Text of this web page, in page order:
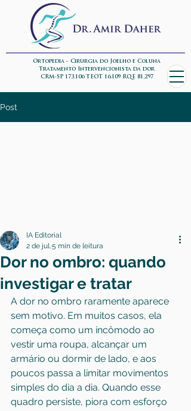
Ortopedia - Cirurgia do Joelho e Coluna
Tratamento Intervencionista da dor
CRM-SP 173.106 TEOT 16.109 RQE 81.297
Post
Dor no ombro: quando
investigar e tratar
IA Editorial
2 de jul.5 min de leitura
A dor no ombro raramente aparece
sem motivo. Em muitos casos, ela
começa como um incômodo ao
vestir uma roupa, alcançar um
armário ou dormir de lado, e aos
poucos passa a limitar movimentos
simples do dia a dia. Quando esse
quadro persiste, piora com esforço